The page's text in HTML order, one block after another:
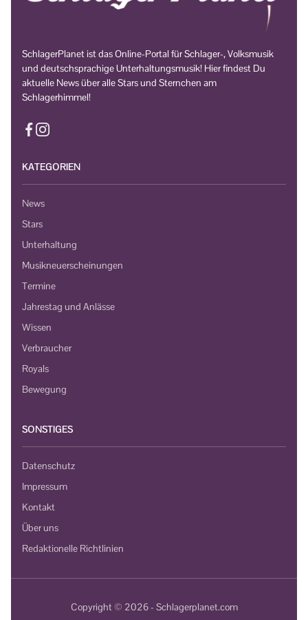
SchlagerPlanet ist das Online-Portal für Schlager-, Volksmusik
und deutschsprachige Unterhaltungsmusik! Hier findest Du
aktuelle News über alle Stars und Sternchen am
Schlagerhimmel!
KATEGORIEN
News
Stars
Unterhaltung
Musikneuerscheinungen
Termine
Jahrestag und Anlässe
Wissen
Verbraucher
Royals
Bewegung
SONSTIGES
Datenschutz
Impressum
Kontakt
Über uns
Redaktionelle Richtlinien
Copyright © 2026 - Schlagerplanet.com